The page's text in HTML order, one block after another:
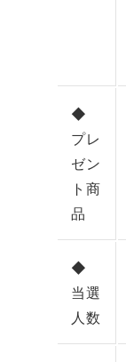
◆
プレ
ゼン
ト商
品
◆
当選
人数